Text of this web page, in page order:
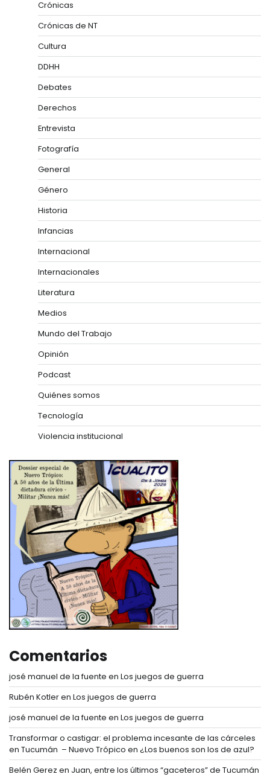
Crónicas
Crónicas de NT
Cultura
DDHH
Debates
Derechos
Entrevista
Fotografía
General
Género
Historia
Infancias
Internacional
Internacionales
Literatura
Medios
Mundo del Trabajo
Opinión
Podcast
Quiénes somos
Tecnología
Violencia institucional
Comentarios
josé manuel de la fuente en Los juegos de guerra
Rubén Kotleren Los juegos de guerra
josé manuel de la fuente en Los juegos de guerra
Transformar o castigar: el problema incesante de las cárceles
en Tucumán – Nuevo Trópico en ¿Los buenos son los de azul?
Belén Gerez en Juan, entre los últimos “gaceteros” de Tucumán